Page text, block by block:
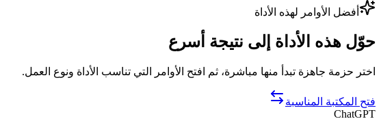
أفضل الأوامر لهذه الأداة
حوّل هذه الأداة إلى نتيجة أسرع
اختر حزمة جاهزة تبدأ منها مباشرة، ثم افتح الأوامر التي تناسب الأداة ونوع العمل.
فتح المكتبة المناسبة
ChatGPT